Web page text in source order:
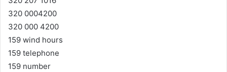
320 0004200
320 000 4200
159 wind hours
159 telephone
159 number